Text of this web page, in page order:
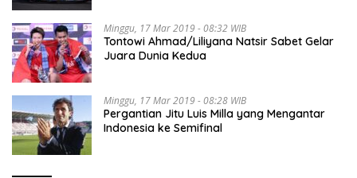
Minggu, 17 Mar 2019 - 08:32 WIB
Tontowi Ahmad/Liliyana Natsir Sabet Gelar
Juara Dunia Kedua
Minggu, 17 Mar 2019 - 08:28 WIB
Pergantian Jitu Luis Milla yang Mengantar
Indonesia ke Semifinal